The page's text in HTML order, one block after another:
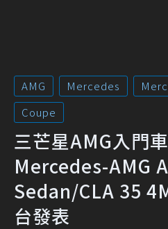
AMG Mercedes
Coupe
三芒星AMG入門
Mercedes-AMG
Sedan/CLA 35
台發表